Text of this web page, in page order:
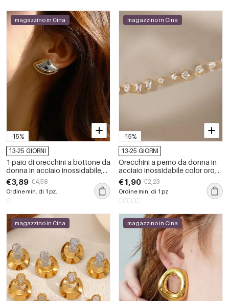
-15%
magazzino in Cina
13-25 GIORNI
1 paio di orecchini a bottone da
donna in acciaio inossidabile,
geometrici retrò, impermeabili,
color oro
€3,89 €4,58
Ordine min. di 1 pz.
-15%
magazzino in Cina
13-25 GIORNI
Orecchini a perno da donna in
acciaio inossidabile color oro,
impermeabili, dalla forma
geometrica semplice e con
zirconi.
€1,90 €2,23
Ordine min. di 1 pz.
magazzino in Cina magazzino in Cina